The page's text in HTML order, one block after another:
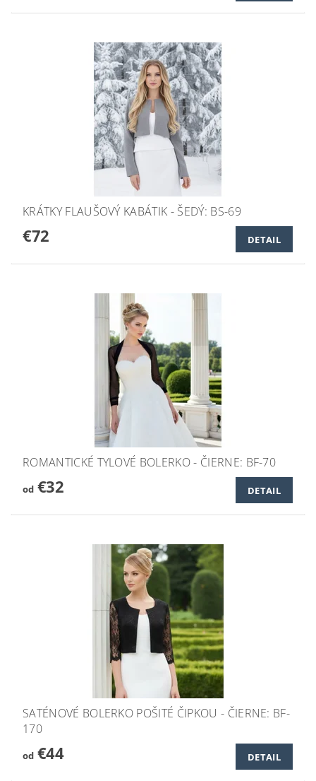
KRÁTKY FLAUŠOVÝ KABÁTIK - ŠEDÝ: BS-69
€72 DETAIL
ROMANTICKÉ TYLOVÉ BOLERKO - ČIERNE: BF-70
od€32 DETAIL
SATÉNOVÉ BOLERKO POŠITÉ ČIPKOU - ČIERNE: BF-
170
od€44 DETAIL